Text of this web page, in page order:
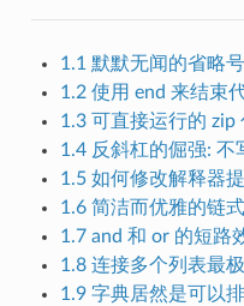
1.1 默默无闻的省略
1.2 使用 end 来结束
1.3 可直接运行的 zip
1.4 反斜杠的倔强: 不
1.5 如何修改解释器
1.6 简洁而优雅的链
1.7 and 和 or 的短路
1.8 连接多个列表最
1.9 字典居然是可以